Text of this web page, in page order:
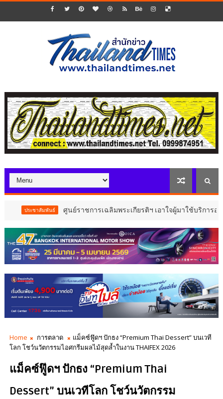
ศูนย์ราชการเฉลิมพระเกียรติฯ เอาใจผู้มาใช้บริการอาคาร C ปรับอัตรา
Home การตลาด
แม็คซ์ฟู๊ดฯ ปักธง “Premium Thai Dessert” บนเวที
โลก โชว์นวัตกรรมไอศกรีมผลไม้สุดล้ำในงาน THAIFEX 2026
แม็คซ์ฟู๊ดฯ ปักธง “Premium Thai
Dessert” บนเวทีโลก โชว์นวัตกรรม